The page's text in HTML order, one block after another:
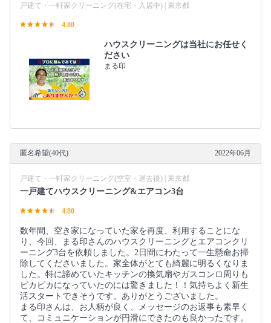
戸建て・一軒家クリーニング(在宅・入居中) | 東京都
4.80
ハウスクリーニングは当社にお任せく
ださい
まる印
匿名希望(40代) 2022年06月
戸建て・一軒家クリーニング(空室・退去後) | 東京都
一戸建てハウスクリーニング&エアコン3台
4.80
数年間、空き家になっていた家を再度、利用することにな
り、今回、まる印さんのハウスクリーニングとエアコンクリ
ーニング3台を依頼しました。2日間にわたって一生懸命お掃
除してくださいました。家全体がとても綺麗に明るくなりま
した。特に諦めていたキッチンの換気扇やガスコンロ周りも
ピカピカになっていたのには驚きました！！気持ちよく新生
活スタートできそうです。ありがとうございました。
まる印さんは、お人柄が良く、メッセージのお返事も素早く
て、コミュニケーションが円滑にできたのも良かったです。